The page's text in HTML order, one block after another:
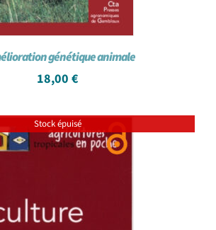
génétique animale
18,00 €
Stock épuisé